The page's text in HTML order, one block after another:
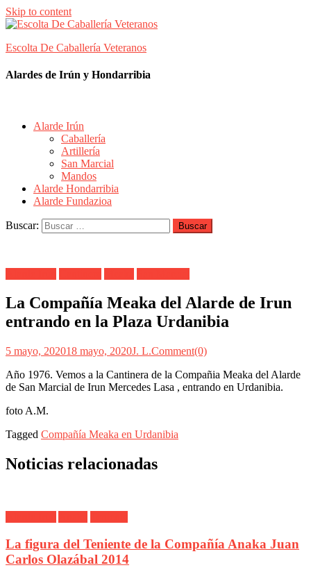
Skip to content
Escolta De Caballería Veteranos
Alardes de Irún y Hondarribia
Alarde Irún
Caballería
Artillería
San Marcial
Mandos
Alarde Hondarribia
Alarde Fundazioa
Buscar:
La Compañía Meaka del Alarde de Irun
entrando en la Plaza Urdanibia
5 mayo, 202018 mayo, 2020J. L.Comment(0)
Año 1976. Vemos a la Cantinera de la Compañia Meaka del Alarde
de San Marcial de Irun Mercedes Lasa , entrando en Urdanibia.
foto A.M.
Tagged Compañía Meaka en Urdanibia
Noticias relacionadas
La figura del Teniente de la Compañía Anaka Juan
Carlos Olazábal 2014